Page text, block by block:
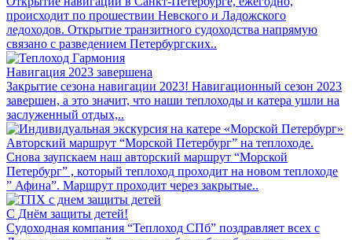
происходит по прошествии Невского и Ладожского
ледоходов. Открытие транзитного судоходства напрямую
связано с разведением Петербургских..
Навигация 2023 завершена
Закрытие сезона навигации 2023! Навигационный сезон 2023
завершен, а это значит, что наши теплоходы и катера ушли на
заслуженный отдых,..
Авторский маршрут “Морской Петербург” на теплоходе.
Снова заупскаем наш авторский маршрут “Морской
Петербург” , который теплоход проходит на новом теплоходе
” Афина”. Маршрут проходит через закрытые..
С Днём защиты детей!
Судоходная компания “Теплоход СПб” поздравляет всех с